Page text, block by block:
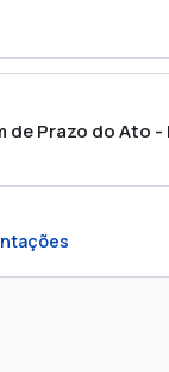
Prazo do Ato